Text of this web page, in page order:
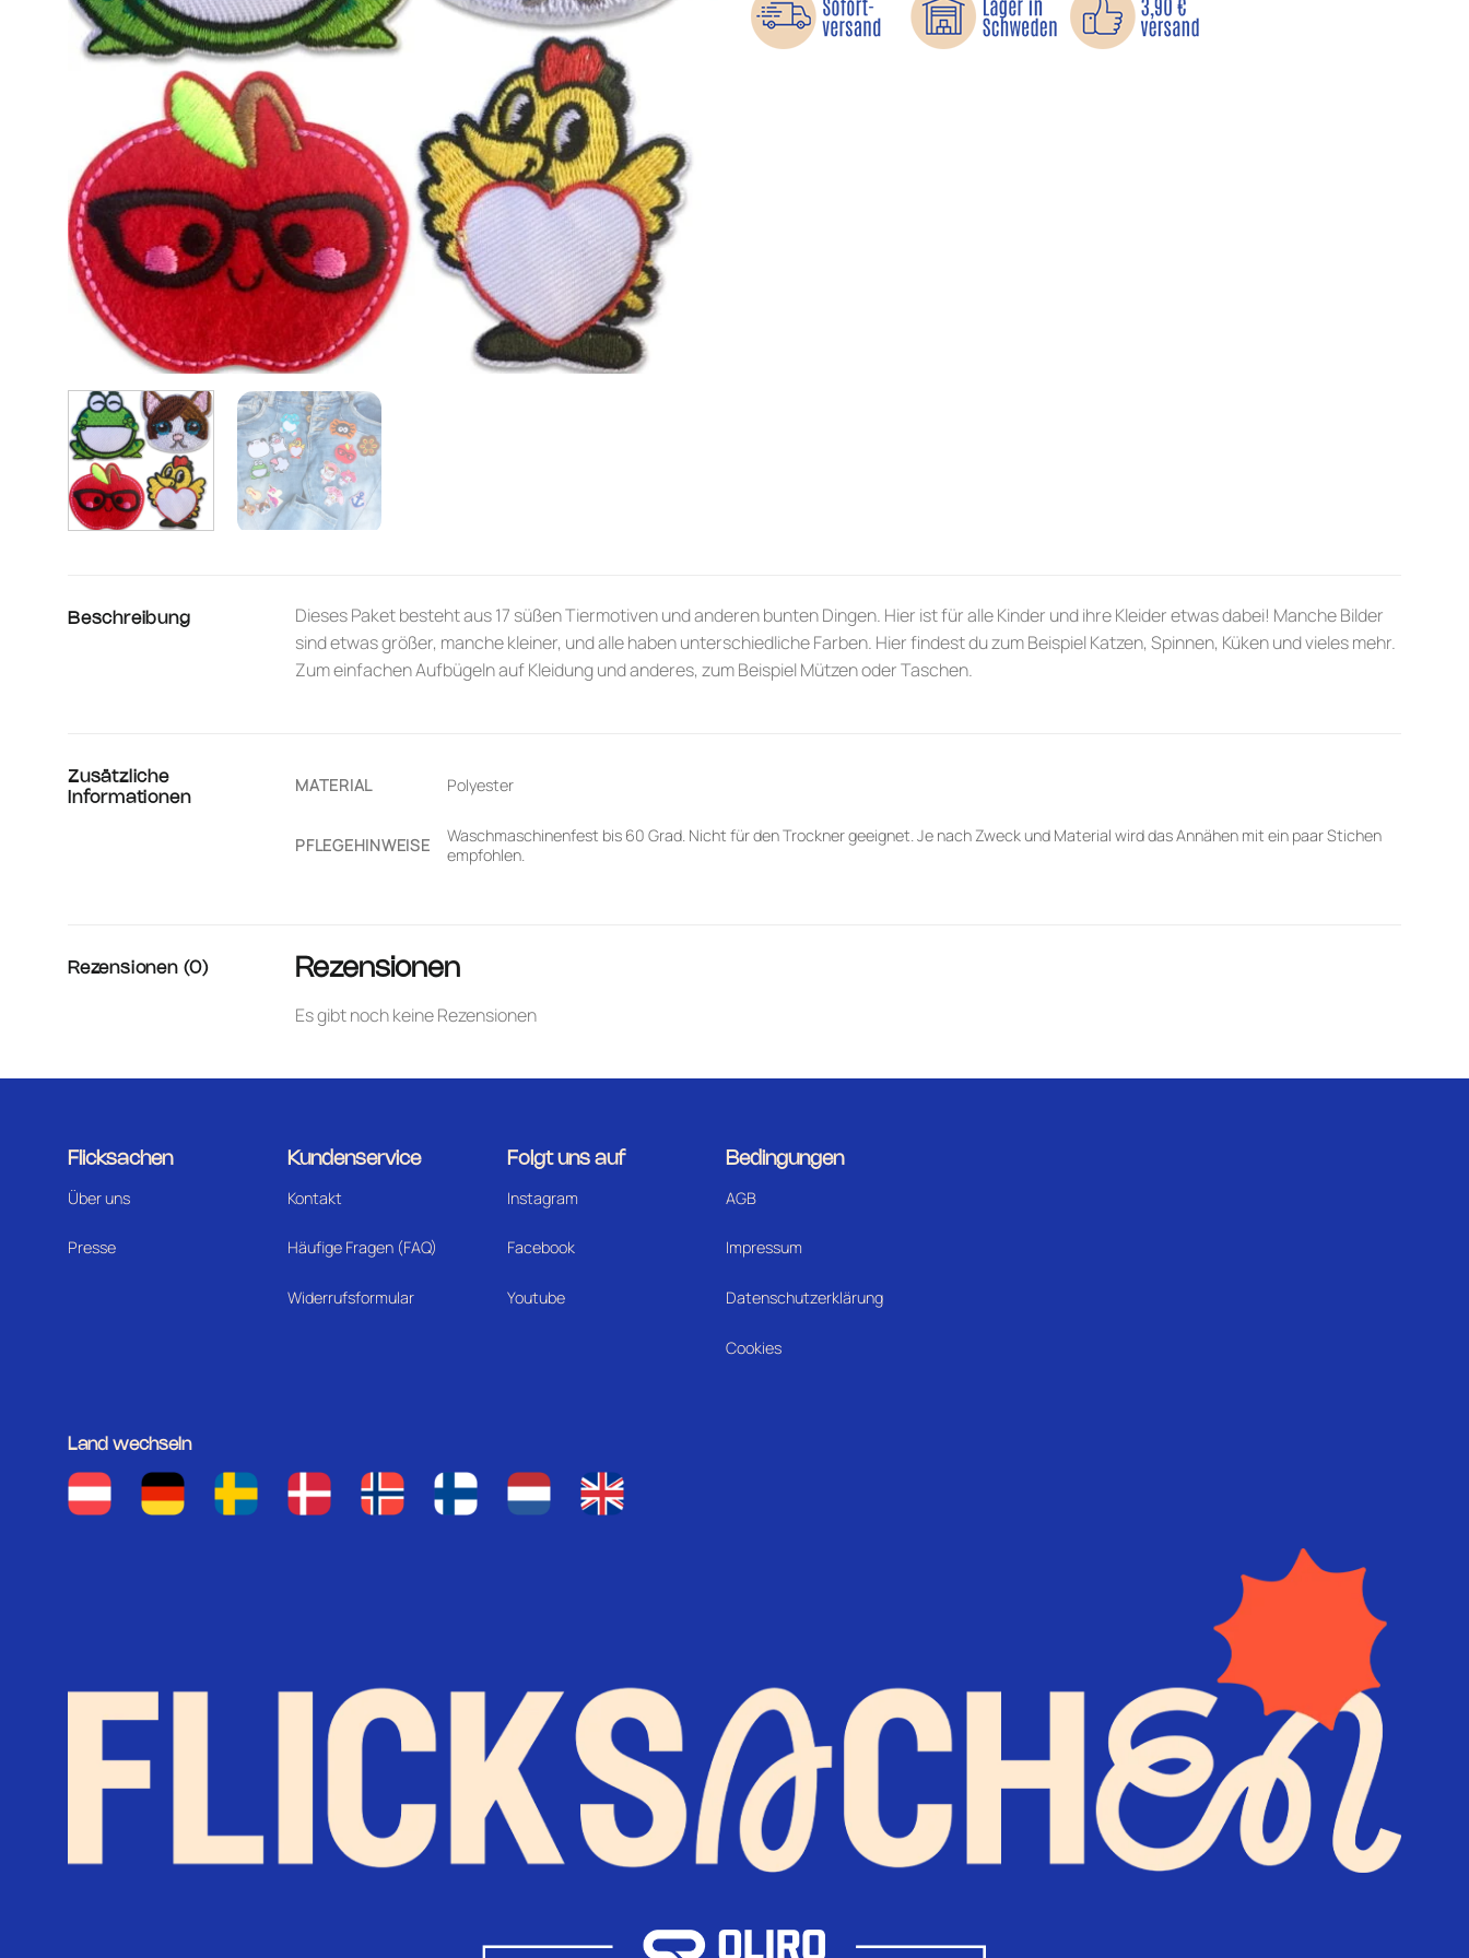
Beschreibung
Dieses Paket besteht aus 17 süßen Tiermotiven und anderen bunten Dingen. Hier ist für alle Kinder und ihre Kleider etwas dabei! Manche Bilder
sind etwas größer, manche kleiner, und alle haben unterschiedliche Farben. Hier findest du zum Beispiel Katzen, Spinnen, Küken und vieles mehr.
Zum einfachen Aufbügeln auf Kleidung und anderes, zum Beispiel Mützen oder Taschen.
Zusätzliche
Informationen
MATERIAL Polyester
PFLEGEHINWEISE
Waschmaschinenfest bis 60 Grad. Nicht für den Trockner geeignet. Je nach Zweck und Material wird das Annähen mit ein paar Stichen
empfohlen.
Rezensionen (0) Rezensionen
Es gibt noch keine Rezensionen
Flicksachen
Über uns
Presse
Kundenservice
Kontakt
Häufige Fragen (FAQ)
Widerrufsformular
Folgt uns auf
Instagram
Facebook
Youtube
Bedingungen
AGB
Impressum
Datenschutzerklärung
Cookies
Land wechseln